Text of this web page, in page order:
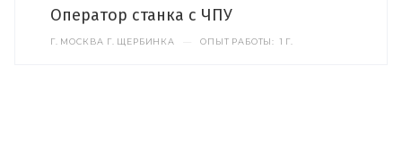
Оператор станка с ЧПУ
Г. МОСКВА Г. ЩЕРБИНКА ОПЫТ РАБОТЫ: 1 Г.